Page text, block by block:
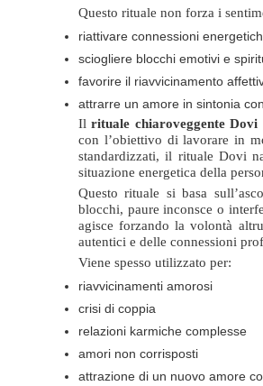
Questo rituale non forza i
riattivare connessioni
sciogliere blocchi emotivi e
favorire il riavvicinamento
attrarre un amore in sintonia
Ilrituale chiaroveggente Dovi
con l’obiettivo di lavorare in
standardizzati, il rituale Dovi
situazione energetica della
Questo rituale si basa
blocchi, paure inconsce o
agisce forzando la volontà
autentici e delle connessioni
Viene spesso utilizzato per:
riavvicinamenti amorosi
crisi di coppia
relazioni karmiche complesse
amori non corrisposti
attrazione di un nuovo amore